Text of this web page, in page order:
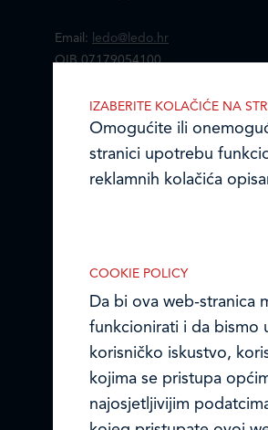
Email:
ledo@ledo.hr
OIB 07179054100
Ledo Hrvatska
Prodajni centri
Obavijest o Privatnosti i Kolačići
Privacy notice and Cookies
© LEDO plus d.o.o. 2026.
COOKIE POLICY
Da bi ova web-stranica
funkcionirati i da bismo
korisničko iskustvo,
kojima se pristupa
najosjetljivijim
IZABERITE KOLAČIĆE NA
Omogućite ili
stranici upotrebu
reklamnih kolačića
Nužni (tehnički) kolačići
Nužni kolačići
funkcionalnosti. Bez
stranica ne može
a isključiti ih možete